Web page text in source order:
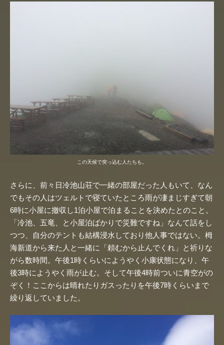
この天候で突っ込む人たちも。
さらに、前々日冷池山荘で一緒の部屋だった人もいて、なん
でもその人はツェルトで寝ていたところ雨が凄まじすぎて朝
6時に小屋に撤収し1泊小屋で泊まることを決めたとのこと。
「冷池、五竜、と小屋泊ばかりで災難ですね」なんて話をし
つつ、自分のテントも結構浸水しており他人事ではない。栂
海新道から来た人と一緒に「頼むから止んでくれ」と祈りな
がら数時間。午後1時くらいにようやく小康状態になり、午
後3時にようやく雨が止む。そして午後4時前ついに青空がの
ぞく！ここからは晴れたりガスったりを午後7時くらいまで
繰り返していました。